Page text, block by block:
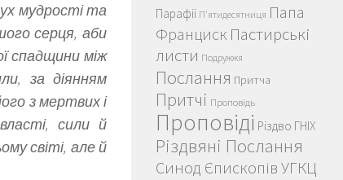
мудрості та
серця, аби
спадщини між
за діянням
з мертвих і
сили й
світі, але й
Парафії П'ятидесятниця Папа
Франциск Пастирські
листи Подружжя
Послання Притча
Притчі Проповідь
Проповіді Різдво ГНІХ
Різдвяні Послання
Синод Єпископів УГКЦ